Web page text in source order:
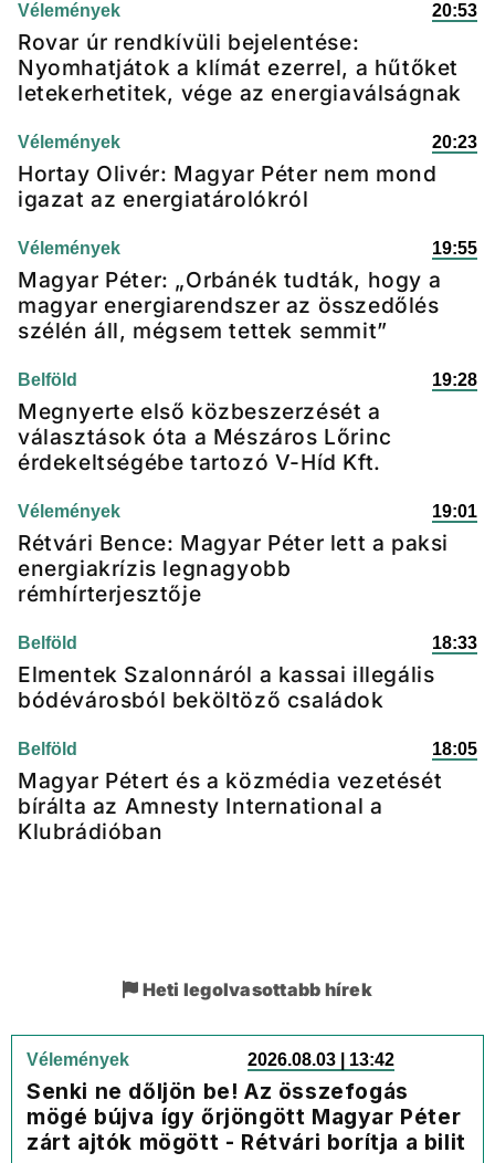
Vélemények 20:53
Rovar úr rendkívüli bejelentése:
Nyomhatjátok a klímát ezerrel, a hűtőket
letekerhetitek, vége az energiaválságnak
Vélemények 20:23
Hortay Olivér: Magyar Péter nem mond
igazat az energiatárolókról
Vélemények 19:55
Magyar Péter: „Orbánék tudták, hogy a
magyar energiarendszer az összedőlés
szélén áll, mégsem tettek semmit”
Belföld 19:28
Megnyerte első közbeszerzését a
választások óta a Mészáros Lőrinc
érdekeltségébe tartozó V-Híd Kft.
Vélemények 19:01
Rétvári Bence: Magyar Péter lett a paksi
energiakrízis legnagyobb
rémhírterjesztője
Belföld 18:33
Elmentek Szalonnáról a kassai illegális
bódévárosból beköltöző családok
Belföld 18:05
Magyar Pétert és a közmédia vezetését
bírálta az Amnesty International a
Klubrádióban
Heti legolvasottabb hírek
Vélemények 2026.08.03 | 13:42
Senki ne dőljön be! Az összefogás
mögé bújva így őrjöngött Magyar Péter
zárt ajtók mögött - Rétvári borítja a bilit